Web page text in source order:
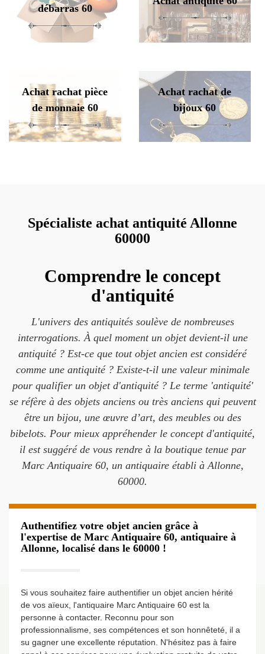
débarras 60
Achat rachat pièce
de monnaie 60
Achat rachat de
bijoux 60
Spécialiste achat antiquité Allonne
60000
Comprendre le concept
d'antiquité
L'univers des antiquités soulève de nombreuses
interrogations. À quel moment un objet devient-il une
antiquité ? Est-ce que tout objet ancien est considéré
comme une antiquité ? Existe-t-il une valeur minimale
pour qualifier un objet d'antiquité ? Le terme 'antiquité'
se réfère à des objets anciens ou très anciens qui peuvent
être un bijou, une œuvre d’art, des meubles ou des
bibelots. Pour mieux appréhender le concept d'antiquité,
il est suggéré de vous rendre à la boutique tenue par
Marc Antiquaire 60, un antiquaire établi à Allonne,
60000.
Authentifiez votre objet ancien grâce à
l'expertise de Marc Antiquaire 60, antiquaire à
Allonne, localisé dans le 60000 !
Si vous souhaitez faire authentifier un objet ancien hérité
de vos aïeux, l'antiquaire Marc Antiquaire 60 est la
personne à contacter. Reconnu pour son
professionnalisme, ses compétences et son honnêteté, il a
su gagner une excellente réputation. N'hésitez pas à faire